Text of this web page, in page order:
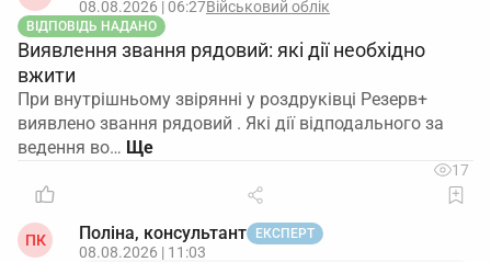
08.08.2026 | 06:27Військовий облік
ВІДПОВІДЬ НАДАНО
Виявлення звання рядовий: які дії необхідно
вжити
При внутрішньому звірянні у роздруківці Резерв+
виявлено звання рядовий . Які дії відподального за
ведення во…
17
ПК Поліна, консультант ЕКСПЕРТ
08.08.2026 | 11:03